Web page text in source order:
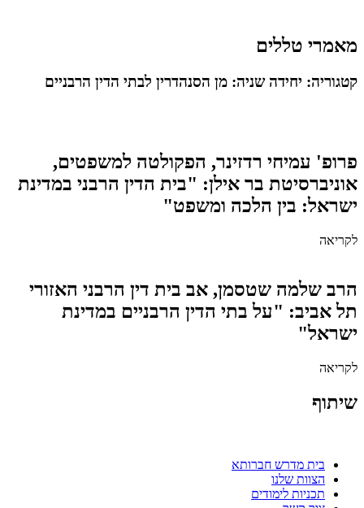
מאמרי טללים
קטגוריה: יחידה שניה: מן הסנהדרין לבתי הדין הרבניים
פרופ' עמיחי רדזינר, הפקולטה למשפטים,
אוניברסיטת בר אילן: "בית הדין הרבני במדינת
ישראל: בין הלכה ומשפט"
לקריאה
הרב שלמה שטסמן, אב בית דין הרבני האזורי
תל אביב: "על בתי הדין הרבניים במדינת
ישראל"
לקריאה
שיתוף
בית מדרש חברותא
הצוות שלנו
תכניות לימודים